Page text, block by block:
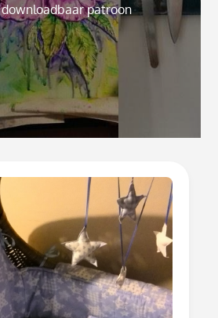
downloadbaar patroon